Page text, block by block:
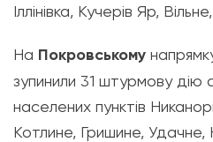
Іллінівка, Кучерів Яр,
На Покровському
зупинили 31 штурмову
населених пунктів
Котлине, Гришине, Удачне,